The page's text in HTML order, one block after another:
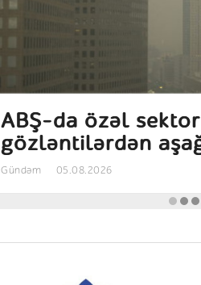
Avrozonada biznes
səkkiz ayın ən
Gündəm 05.08.2026